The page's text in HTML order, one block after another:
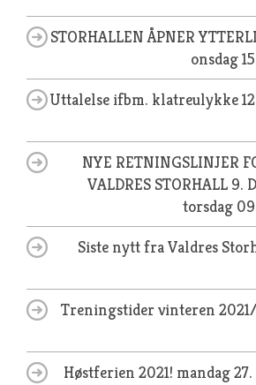
STORHALLEN ÅPNER
onsdag
Uttalelse ifbm. klatreulykke
NYE RETNINGSLINJER
VALDRES STORHALL 9.
torsdag
Siste nytt fra Valdres
Treningstider vinteren
Høstferien 2021! mandag